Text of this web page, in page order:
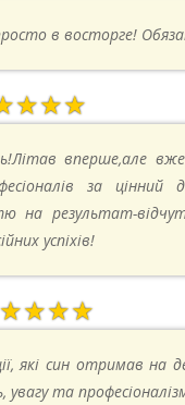
в восторге!
вперше,але
за цінний
на результат-
успіхів!
які син отримав на
та